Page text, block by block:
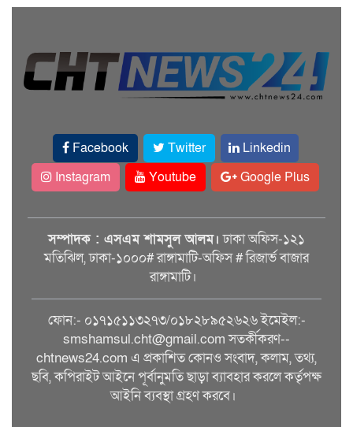
Facebook Twitter
Linkedin
Instagram
Youtube Google Plus
সম্পাদক : এসএম শামসুল আলম। ঢাকা অফিস-১২১
মতিঝিল, ঢাকা-১০০০# রাঙ্গামাটি-অফিস # রিজার্ভ বাজার
রাঙ্গামাটি।
ফোন:- ০১৭১৫১১৩২৭৩/০১৮২৮৯৫২৬২৬ ইমেইল:-
smshamsul.cht@gmail.com সতর্কীকরণ--
chtnews24.com এ প্রকাশিত কোনও সংবাদ, কলাম, তথ্য,
ছবি, কপিরাইট আইনে পূর্বানুমতি ছাড়া ব্যাবহার করলে কর্তৃপক্ষ
আইনি ব্যবস্থা গ্রহণ করবে।